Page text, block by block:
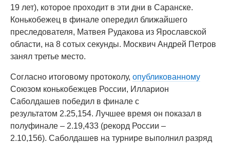
19 лет), которое проходит в эти дни в Саранске.
Конькобежец в финале опередил ближайшего
преследователя, Матвея Рудакова из Ярославской
области, на 8 сотых секунды. Москвич Андрей Петров
занял третье место.
Согласно итоговому протоколу, опубликованному
Союзом конькобежцев России, Илларион
Саболдашев победил в финале с
результатом 2.25,154. Лучшее время он показал в
полуфинале – 2.19,433 (рекорд России –
2.10,156). Саболдашев на турнире выполнил разряд